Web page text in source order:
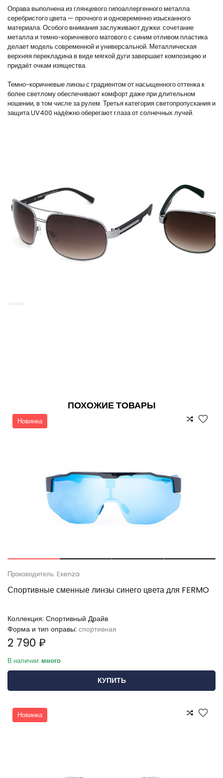
Оправа выполнена из глянцевого гипоаллергенного металла
серебристого цвета — прочного и одновременно изысканного
материала. Особого внимания заслуживают дужки: сочетание
металла и темно-коричневого матового с синим отливом пластика
делает модель современной и универсальной. Металлическая
верхняя перекладина в виде мягкой дуги завершает композицию и
придаёт очкам изящества.
Темно-коричневые линзы с градиентом от насыщенного оттенка к
более светлому обеспечивают комфорт даже при длительном
ношении, в том числе за рулем. Третья категория светопропускания и
защита UV400 надёжно оберегают глаза от солнечных лучей.
ПОХОЖИЕ ТОВАРЫ
Новинка
Производитель: Exenza
Спортивные сменные линзы синего цвета для FERMO
Коллекция: Спортивный Драйв
Форма и тип оправы: спортивная
2 790 ₽
В наличии: много
КУПИТЬ
Новинка